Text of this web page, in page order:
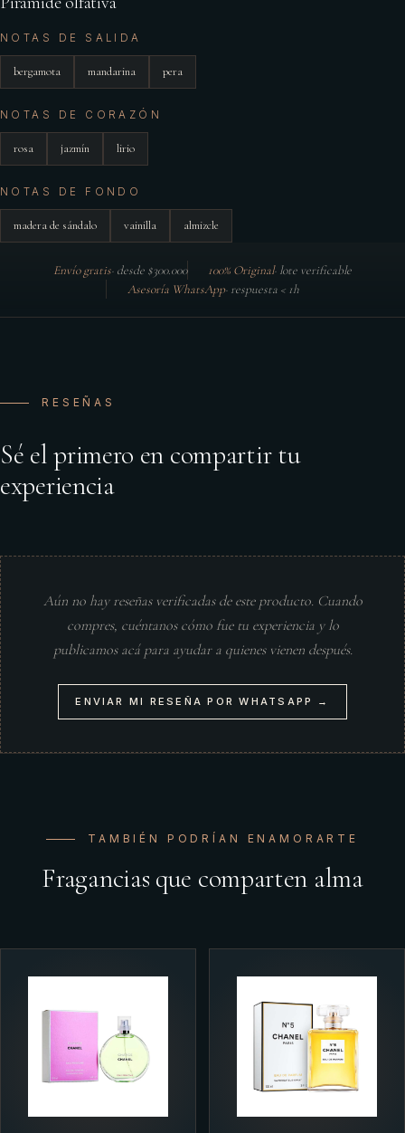
NOTAS DE SALIDA
bergamota mandarina pera
NOTAS DE CORAZÓN
rosa jazmín lirio
NOTAS DE FONDO
madera de sándalo vainilla almizcle
Envío gratis· desde $300.000 100% Original· lote verificable
Asesoría WhatsApp· respuesta < 1h
RESEÑAS
Sé el primero en compartir tu
experiencia
Aún no hay reseñas verificadas de este producto. Cuando
compres, cuéntanos cómo fue tu experiencia y lo
publicamos acá para ayudar a quienes vienen después.
ENVIAR MI RESEÑA POR WHATSAPP →
TAMBIÉN PODRÍAN ENAMORARTE
Fragancias que comparten alma